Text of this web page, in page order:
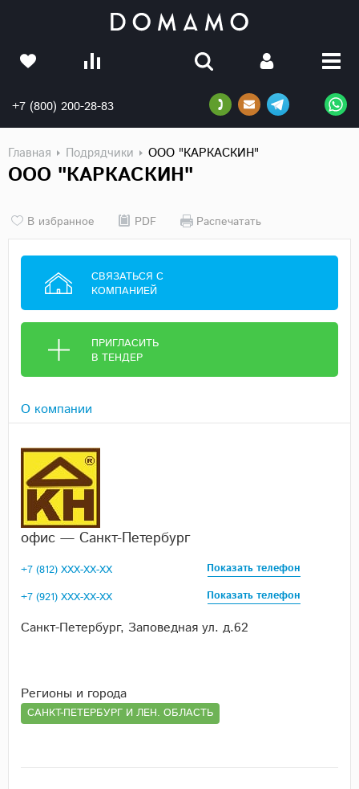
+7 (800) 200-28-83
Главная Подрядчики ООО "КАРКАСКИН"
ООО "КАРКАСКИН"
В избранное PDF Распечатать
СВЯЗАТЬСЯ С
КОМПАНИЕЙ
ПРИГЛАСИТЬ
В ТЕНДЕР
О компании
офис — Санкт-Петербург
+7 (812) XXX-XX-XX
Показать телефон
+7 (921) XXX-XX-XX
Показать телефон
Санкт-Петербург, Заповедная ул. д.62
Регионы и города
САНКТ-ПЕТЕРБУРГ И ЛЕН. ОБЛАСТЬ